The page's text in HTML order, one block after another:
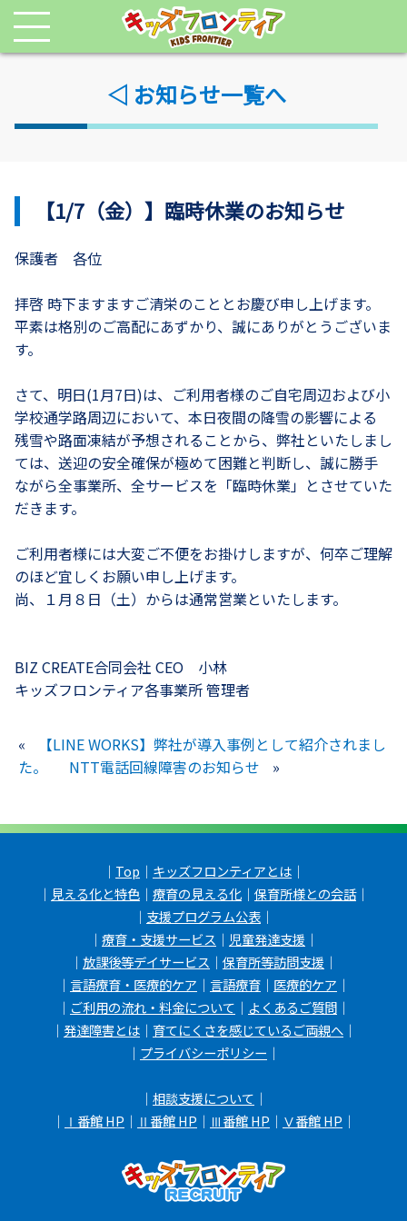
◁ お知らせ一覧へ
【1/7（金）】臨時休業のお知らせ
保護者 各位
拝啓 時下ますますご清栄のこととお慶び申し上げます。
平素は格別のご高配にあずかり、誠にありがとうございま
す。
さて、明日(1月7日)は、ご利用者様のご自宅周辺および小
学校通学路周辺において、本日夜間の降雪の影響による
残雪や路面凍結が予想されることから、弊社といたしまし
ては、送迎の安全確保が極めて困難と判断し、誠に勝手
ながら全事業所、全サービスを「臨時休業」とさせていた
だきます。
ご利用者様には大変ご不便をお掛けしますが、何卒ご理解
のほど宜しくお願い申し上げます。
尚、１月８日（土）からは通常営業といたします。
BIZ CREATE合同会社 CEO 小林
キッズフロンティア各事業所 管理者
«
【LINE WORKS】弊社が導入事例として紹介されまし
た。
NTT電話回線障害のお知らせ »
｜ Top ｜ キッズフロンティアとは ｜
｜ 見える化と特色 ｜ 療育の見える化 ｜ 保育所様との会話｜
｜ 支援プログラム公表 ｜
｜ 療育・支援サービス ｜ 児童発達支援 ｜
｜ 放課後等デイサービス ｜ 保育所等訪問支援 ｜
｜ 言語療育・医療的ケア ｜ 言語療育 ｜ 医療的ケア ｜
｜ ご利用の流れ・料金について ｜ よくあるご質問 ｜
｜ 発達障害とは ｜ 育てにくさを感じているご両親へ ｜
｜ プライバシーポリシー ｜
｜ 相談支援について ｜
｜ Ⅰ番館 HP ｜ Ⅱ番館 HP ｜ Ⅲ番館 HP ｜ Ⅴ番館 HP ｜